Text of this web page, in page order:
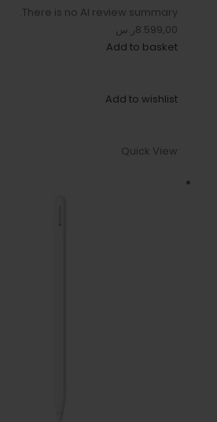
There is no AI review summary.
8.599,00ر.س
Add to basket
Add to wishlist
Quick View